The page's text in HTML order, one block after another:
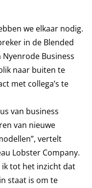
we elkaar nodig.
in de Blended
Business
naar buiten te
met collega’s te
van business
van nieuwe
vertelt
Lobster Company.
ik tot het inzicht dat
staat is om te